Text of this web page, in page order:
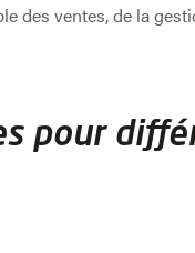
des ventes, de la
pour